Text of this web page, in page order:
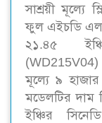
সাশ্রয়ী মূল্যে
ফুল এইচডি
২১.৪৫
মূল্যে ৯
মডেলটির
ইঞ্চির